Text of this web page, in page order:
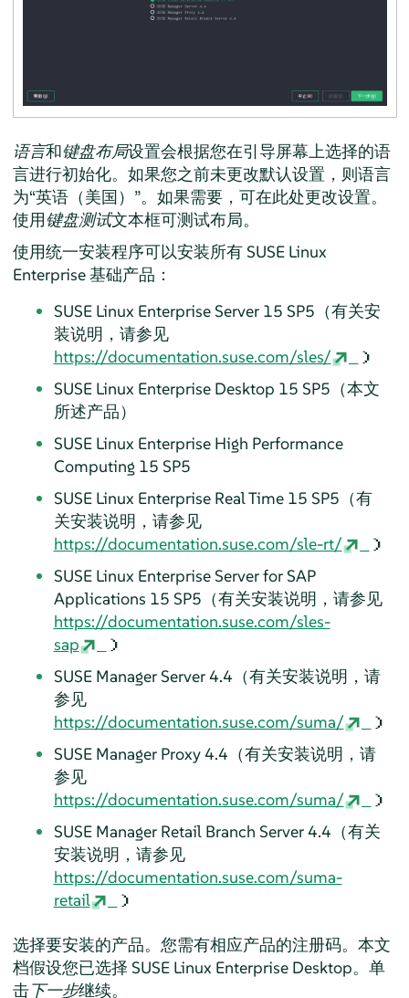
语言和键盘布局设置会根据您在引导屏幕上选择的语
言进行初始化。如果您之前未更改默认设置，则语言
为“英语（美国）”。如果需要，可在此处更改设置。
使用键盘测试文本框可测试布局。
使用统一安装程序可以安装所有 SUSE Linux
Enterprise 基础产品：
SUSE Linux Enterprise Server 15 SP5 （有关安
装说明，请参见
https://documentation.suse.com/sles/
）
SUSE Linux Enterprise Desktop 15 SP5 （本文
所述产品）
SUSE Linux Enterprise High Performance
Computing 15 SP5
SUSE Linux Enterprise Real Time 15 SP5 （有
关安装说明，请参见
https://documentation.suse.com/sle-rt/
）
SUSE Linux Enterprise Server for SAP
Applications 15 SP5 （有关安装说明，请参见
https://documentation.suse.com/sles-
sap
）
SUSE Manager Server 4.4（有关安装说明，请
参见
https://documentation.suse.com/suma/
）
SUSE Manager Proxy 4.4（有关安装说明，请
参见
https://documentation.suse.com/suma/
）
SUSE Manager Retail Branch Server 4.4（有关
安装说明，请参见
https://documentation.suse.com/suma-
retail
）
选择要安装的产品。您需有相应产品的注册码。本文
档假设您已选择 SUSE Linux Enterprise Desktop。单
击下一步继续。